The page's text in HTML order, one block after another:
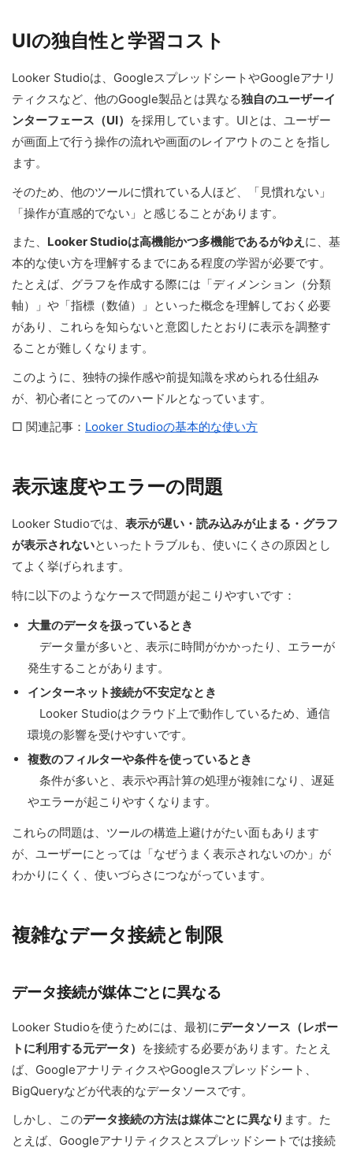
UIの独自性と学習コスト
Looker Studioは、GoogleスプレッドシートやGoogleアナリ
ティクスなど、他のGoogle製品とは異なる独自のユーザーイ
ンターフェース（UI） を採用しています。UIとは、ユーザー
が画面上で行う操作の流れや画面のレイアウトのことを指し
ます。
そのため、他のツールに慣れている人ほど、「見慣れない」
「操作が直感的でない」と感じることがあります。
また、 Looker Studioは高機能かつ多機能であるがゆえ に、基
本的な使い方を理解するまでにある程度の学習が必要です。
たとえば、グラフを作成する際には「ディメンション（分類
軸）」や「指標（数値）」といった概念を理解しておく必要
があり、これらを知らないと意図したとおりに表示を調整す
ることが難しくなります。
このように、独特の操作感や前提知識を求められる仕組み
が、初心者にとってのハードルとなっています。
□ 関連記事： Looker Studioの基本的な使い方
表示速度やエラーの問題
Looker Studioでは、 表示が遅い・読み込みが止まる・グラフ
が表示されないといったトラブルも、使いにくさの原因とし
てよく挙げられます。
特に以下のようなケースで問題が起こりやすいです：
大量のデータを扱っているとき
データ量が多いと、表示に時間がかかったり、エラーが
発生することがあります。
インターネット接続が不安定なとき
Looker Studioはクラウド上で動作しているため、通信
環境の影響を受けやすいです。
複数のフィルターや条件を使っているとき
条件が多いと、表示や再計算の処理が複雑になり、遅延
やエラーが起こりやすくなります。
これらの問題は、ツールの構造上避けがたい面もあります
が、ユーザーにとっては「なぜうまく表示されないのか」が
わかりにくく、使いづらさにつながっています。
複雑なデータ接続と制限
データ接続が媒体ごとに異なる
Looker Studioを使うためには、最初にデータソース（レポー
トに利用する元データ） を接続する必要があります。たとえ
ば、GoogleアナリティクスやGoogleスプレッドシート、
BigQueryなどが代表的なデータソースです。
しかし、このデータ接続の方法は媒体ごとに異なり ます。た
とえば、Googleアナリティクスとスプレッドシートでは接続